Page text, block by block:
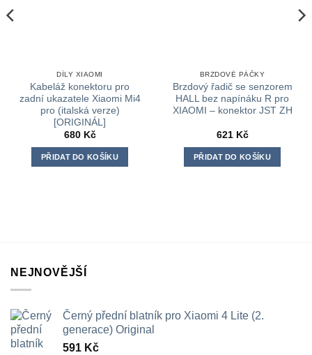
DÍLY XIAOMI
Kabeláž konektoru pro
zadní ukazatele Xiaomi Mi4
pro (italská verze)
[ORIGINÁL]
680 Kč
PŘIDAT DO KOŠÍKU
BRZDOVÉ PÁČKY
Brzdový řadič se senzorem
HALL bez napínáku R pro
XIAOMI – konektor JST ZH
621 Kč
PŘIDAT DO KOŠÍKU
NEJNOVĚJŠÍ
Černý přední blatník pro Xiaomi 4 Lite (2.
generace) Original
591 Kč